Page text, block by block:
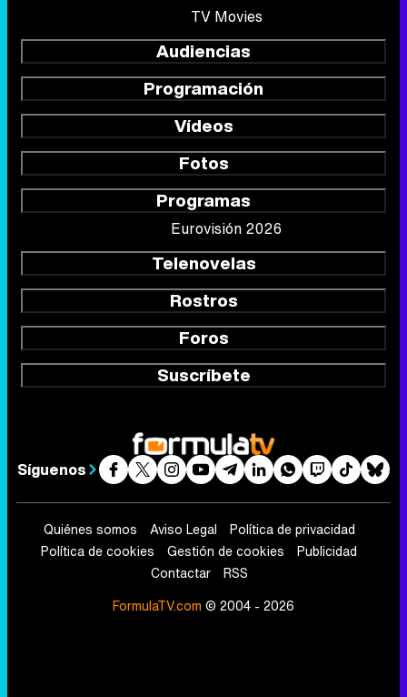
TV Movies
Audiencias
Programación
Vídeos
Fotos
Programas
Eurovisión 2026
Telenovelas
Rostros
Foros
Suscríbete
Síguenos
Quiénes somos Aviso Legal
Política de privacidad
Política de cookies
Gestión de cookies
Publicidad
Contactar
RSS
FormulaTV.com © 2004 - 2026